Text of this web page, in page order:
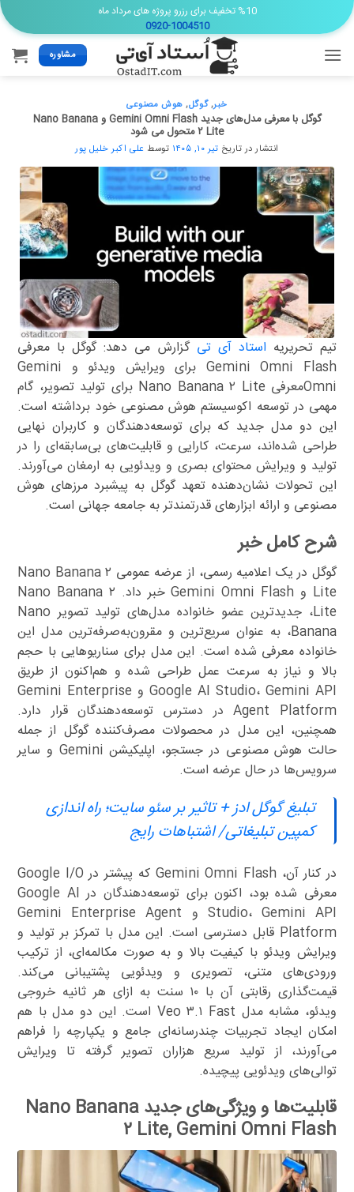
Skip
to
content
%10 تخفیف برای رزرو پروژه های مرداد ماه
0920-1004510
مشاوره
خبر,گوگل, هوش مصنوعی
گوگل با معرفی مدل‌های جدید Gemini Omni Flash و Nano Banana
۲ Lite متحول می شود
انتشار در تاریخ تیر ۱۰, ۱۴۰۵ توسط علی اکبر خلیل پور
تیم تحریریه استاد آی تی گزارش می دهد: گوگل با معرفی
Gemini Omni Flash برای ویرایش ویدئو و Gemini
Omniمعرفی Nano Banana ۲ Lite برای تولید تصویر، گام
مهمی در توسعه اکوسیستم هوش مصنوعی خود برداشته است.
این دو مدل جدید که برای توسعه‌دهندگان و کاربران نهایی
طراحی شده‌اند، سرعت، کارایی و قابلیت‌های بی‌سابقه‌ای را در
تولید و ویرایش محتوای بصری و ویدئویی به ارمغان می‌آورند.
این تحولات نشان‌دهنده تعهد گوگل به پیشبرد مرزهای هوش
مصنوعی و ارائه ابزارهای قدرتمندتر به جامعه جهانی است.
شرح کامل خبر
گوگل در یک اعلامیه رسمی، از عرضه عمومی Nano Banana ۲
Lite و Gemini Omni Flash خبر داد. Nano Banana ۲
Lite، جدیدترین عضو خانواده مدل‌های تولید تصویر Nano
Banana، به عنوان سریع‌ترین و مقرون‌به‌صرفه‌ترین مدل این
خانواده معرفی شده است. این مدل برای سناریوهایی با حجم
بالا و نیاز به سرعت عمل طراحی شده و هم‌اکنون از طریق
Google AI Studio، Gemini API و Gemini Enterprise
Agent Platform در دسترس توسعه‌دهندگان قرار دارد.
همچنین، این مدل در محصولات مصرف‌کننده گوگل از جمله
حالت هوش مصنوعی در جستجو، اپلیکیشن Gemini و سایر
سرویس‌ها در حال عرضه است.
تبلیغ گوگل ادز + تاثیر بر سئو سایت؛ راه اندازی
کمپین تبلیغاتی/ اشتباهات رایج
در کنار آن، Gemini Omni Flash که پیشتر در Google I/O
معرفی شده بود، اکنون برای توسعه‌دهندگان در Google AI
Studio، Gemini API و Gemini Enterprise Agent
Platform قابل دسترسی است. این مدل با تمرکز بر تولید و
ویرایش ویدئو با کیفیت بالا و به صورت مکالمه‌ای، از ترکیب
ورودی‌های متنی، تصویری و ویدئویی پشتیبانی می‌کند.
قیمت‌گذاری رقابتی آن با ۱۰ سنت به ازای هر ثانیه خروجی
ویدئو، مشابه مدل Veo ۳.۱ Fast است. این دو مدل با هم
امکان ایجاد تجربیات چندرسانه‌ای جامع و یکپارچه را فراهم
می‌آورند، از تولید سریع هزاران تصویر گرفته تا ویرایش
توالی‌های ویدئویی پیچیده.
قابلیت‌ها و ویژگی‌های جدید Nano Banana
۲ Lite, Gemini Omni Flash